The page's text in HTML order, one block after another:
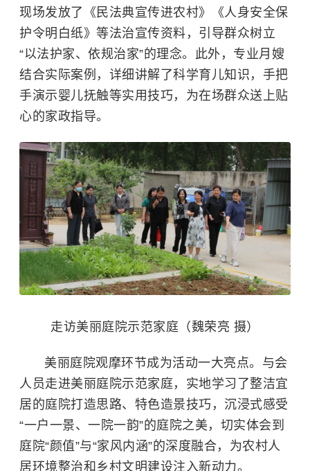
现场发放了《民法典宣传进农村》《人身安全保
护令明白纸》等法治宣传资料，引导群众树立
“以法护家、依规治家”的理念。此外，专业月嫂
结合实际案例，详细讲解了科学育儿知识，手把
手演示婴儿抚触等实用技巧，为在场群众送上贴
心的家政指导。
走访美丽庭院示范家庭（魏荣亮 摄）
美丽庭院观摩环节成为活动一大亮点。与会
人员走进美丽庭院示范家庭，实地学习了整洁宜
居的庭院打造思路、特色造景技巧，沉浸式感受
“一户一景、一院一韵”的庭院之美，切实体会到
庭院“颜值”与“家风内涵”的深度融合，为农村人
居环境整治和乡村文明建设注入新动力。